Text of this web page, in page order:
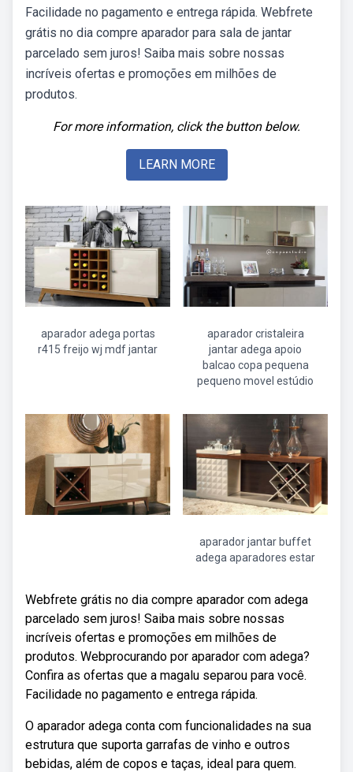
Facilidade no pagamento e entrega rápida. Webfrete
grátis no dia compre aparador para sala de jantar
parcelado sem juros! Saiba mais sobre nossas
incríveis ofertas e promoções em milhões de
produtos.
For more information, click the button below.
LEARN MORE
aparador adega portas
r415 freijo wj mdf jantar
aparador cristaleira
jantar adega apoio
balcao copa pequena
pequeno movel estúdio
aparador jantar buffet
adega aparadores estar
Webfrete grátis no dia compre aparador com adega
parcelado sem juros! Saiba mais sobre nossas
incríveis ofertas e promoções em milhões de
produtos. Webprocurando por aparador com adega?
Confira as ofertas que a magalu separou para você.
Facilidade no pagamento e entrega rápida.
O aparador adega conta com funcionalidades na sua
estrutura que suporta garrafas de vinho e outros
bebidas, além de copos e taças, ideal para quem.